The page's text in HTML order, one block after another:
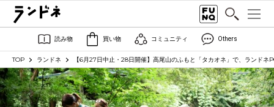
読み物 買い物 コミュニティ Others
TOP ランドネ 【6月27日中止・28日開催】高尾山のふもと「タカオネ」で、ランドネ